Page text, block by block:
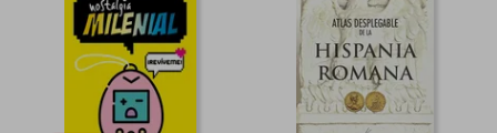
5%
dcto. 27,24 €
5%
dcto.